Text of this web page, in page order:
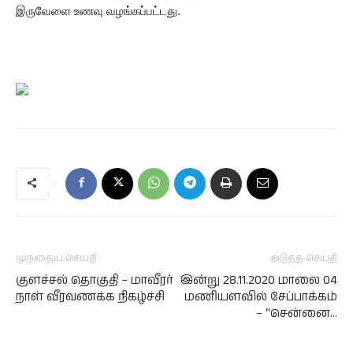
இருவேளை உணவு வழங்கப்பட்டது.
முந்தைய செய்தி
குளச்சல் தொகுதி – மாவீரர்
நாள் வீரவணக்க நிகழ்ச்சி
அடுத்த செய்தி
இன்று 28.11.2020 மாலை 04
மணியளவில் சேப்பாக்கம்
– “சென்னை…